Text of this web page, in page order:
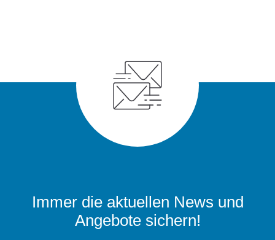
Immer die aktuellen News und
Angebote sichern!